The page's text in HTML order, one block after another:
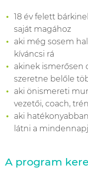
18 év felett
saját magához
aki még sosem
kíváncsi rá
akinek ismerősen
szeretne belőle
aki önismereti
vezetői, coach,
aki
látni a
A program